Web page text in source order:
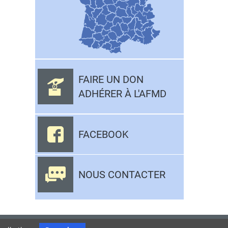
FAIRE UN DON
ADHÉRER À L'AFMD
FACEBOOK
NOUS CONTACTER